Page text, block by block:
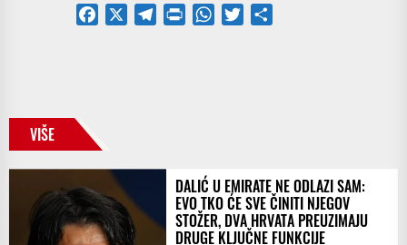
Facebook TelegramPrintFriendly
WhatsApp
Twitter
VIŠE
DALIĆ U EMIRATE NE ODLAZI SAM:
EVO TKO ĆE SVE ČINITI NJEGOV
STOŽER, DVA HRVATA PREUZIMAJU
DRUGE KLJUČNE FUNKCIJE